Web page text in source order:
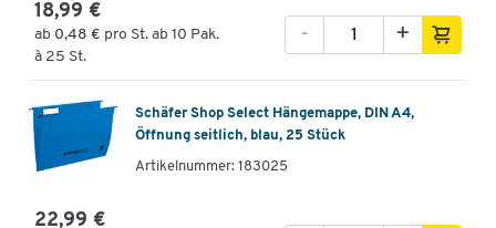
18,99 €
ab 0,48 € pro St. ab 10 Pak.
à 25 St.
+
-
Schäfer Shop Select Hängemappe, DIN A4,
Öffnung seitlich, blau, 25 Stück
Artikelnummer: 183025
22,99 €